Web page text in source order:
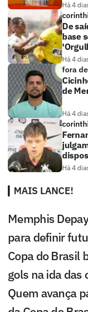
Há 4
De
base
Há 4
fora
de
Há 4
Há 4
MAIS LANCE!
Memphis
para definir
Copa do Brasil
gols na ida das
Quem avança